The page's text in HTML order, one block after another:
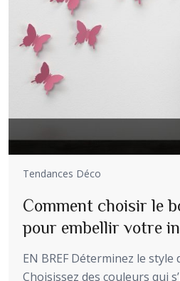
Tendances Déco
Comment choisir le
pour embellir votre
EN BREF Déterminez le
Choisissez des couleurs qui